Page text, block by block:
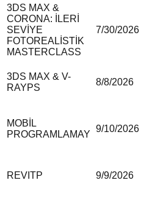
3DS MAX &
CORONA: İLERİ
SEVİYE
FOTOREALİSTİK
MASTERCLASS
7/30/2026
3DS MAX & V-
RAYPS
8/8/2026
MOBİL
PROGRAMLAMAY
9/10/2026
REVITP 9/9/2026